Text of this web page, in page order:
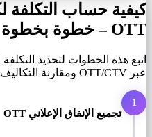
كيفية حساب التكلفة
OTT – خطوة بخطوة
اتبع هذه الخطوات لتحديد
عبر OTT/CTV ومقارنة التكاليف عبر منصات البث.
1
تجميع الإنفاق الإعلاني OTT